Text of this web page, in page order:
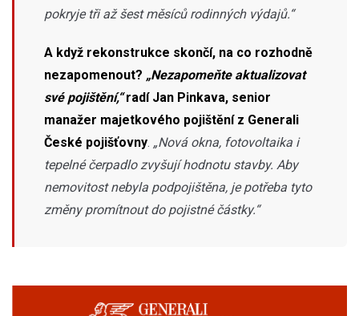
pokryje tři až šest měsíců rodinných výdajů.“
A když rekonstrukce skončí, na co rozhodně
nezapomenout? „Nezapomeňte aktualizovat
své pojištění,“radí Jan Pinkava, senior
manažer majetkového pojištění z Generali
České pojišťovny. „Nová okna, fotovoltaika i
tepelné čerpadlo zvyšují hodnotu stavby. Aby
nemovitost nebyla podpojištěna, je potřeba tyto
změny promítnout do pojistné částky.“